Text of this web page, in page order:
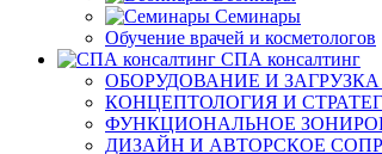
Семинары
Обучение врачей и косметологов
СПА консалтинг
ОБОРУДОВАНИЕ И
КОНЦЕПТОЛОГИЯ И
ФУНКЦИОНАЛЬНОЕ
ДИЗАЙН И АВТОРСКОЕ